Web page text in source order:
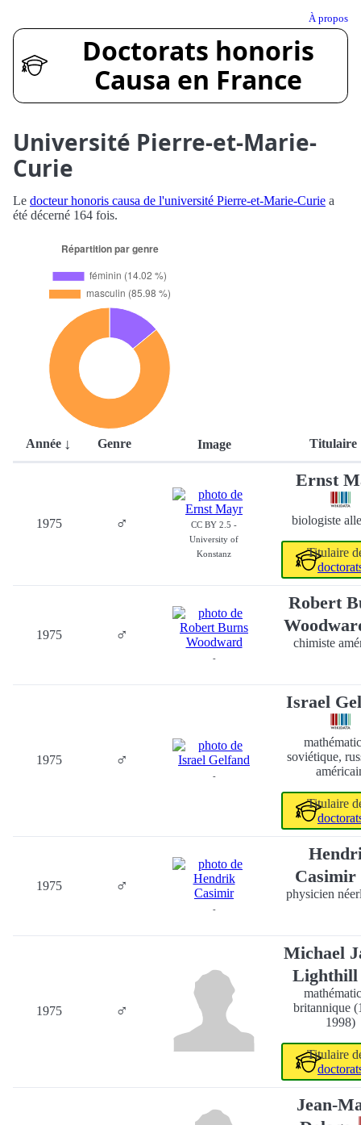
À propos
Doctorats honoris
Causa en France
Université Pierre-et-Marie-
Curie
Le docteur honoris causa de l'université Pierre-et-Marie-Curie a
été décerné 164 fois.
Année Genre Image Titulaire
1975 ♂
CC BY 2.5 -
University of
Konstanz
Ernst
biologiste
Titulaire
1975 ♂
-
Robert
chimiste
1975 ♂
-
Israel
soviétique,
Titulaire
1975 ♂
-
Casimir
physicien
1975 ♂
Michael
britannique
1998)
Titulaire
Jean-